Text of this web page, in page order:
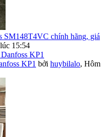
SM148T4VC chính hãng, giá
15:54
KP1 bởi huybilalo, Hôm